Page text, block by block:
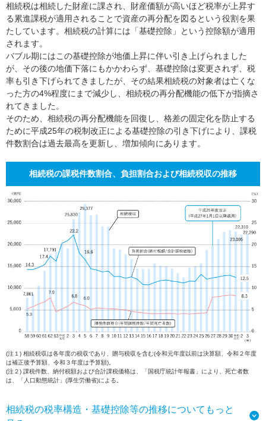
相続税は相続した財産に課され、財産価額が高いほど税率が上昇す
る累進課税が適用されることで資産の再分配を図るという役割を果
たしています。相続税の計算には「基礎控除」という控除額が適用
されます。
バブル期にはこの基礎控除が地価上昇に伴い引き上げられました
が、その後の地価下落にもかかわらず、基礎控除は変更されず、税
率も引き下げられてきましたが、その結果相続税の対象者は亡くな
った方の4%程度にまで減少し、相続税の再分配機能の低下が指摘さ
れてきました。
そのため、相続税の再分配機能を回復し、格差の固定化を防止する
ために平成25年の税制改正による基礎控除の引き下げにより、課税
件数割合は過去最高を更新し、増加傾向にあります。
相続税の課税件数割合、負担割合および相続税収の推移
(注１) 相続税収は各年度の税収であり、贈与税収を含む(令和元年度以前は決算額、令和２年度
は補正後予算額、令和３年度は予算額)。
(注２) 課税件数、納付税額および合計課税価格は、「国税庁統計年報書」により、死亡者数
は、「人口動態統計」(厚生労働省)による。
相続税の税率構造・基礎控除等の推移についてもっと